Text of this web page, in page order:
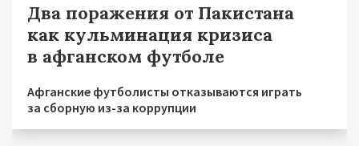
Два поражения от Пакистана
как кульминация кризиса
в афганском футболе
Афганские футболисты отказываются играть
за сборную из-за коррупции